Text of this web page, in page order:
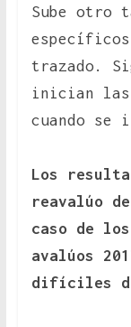
Sube otro
trazado.
inician las
cuando se
Los
reavalúo
caso de
avalúos
difíciles